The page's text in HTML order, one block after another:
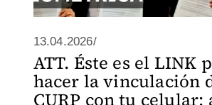
13.04.2026/
ATT. Éste es el LINK
hacer la vinculación
CURP con tu celular;